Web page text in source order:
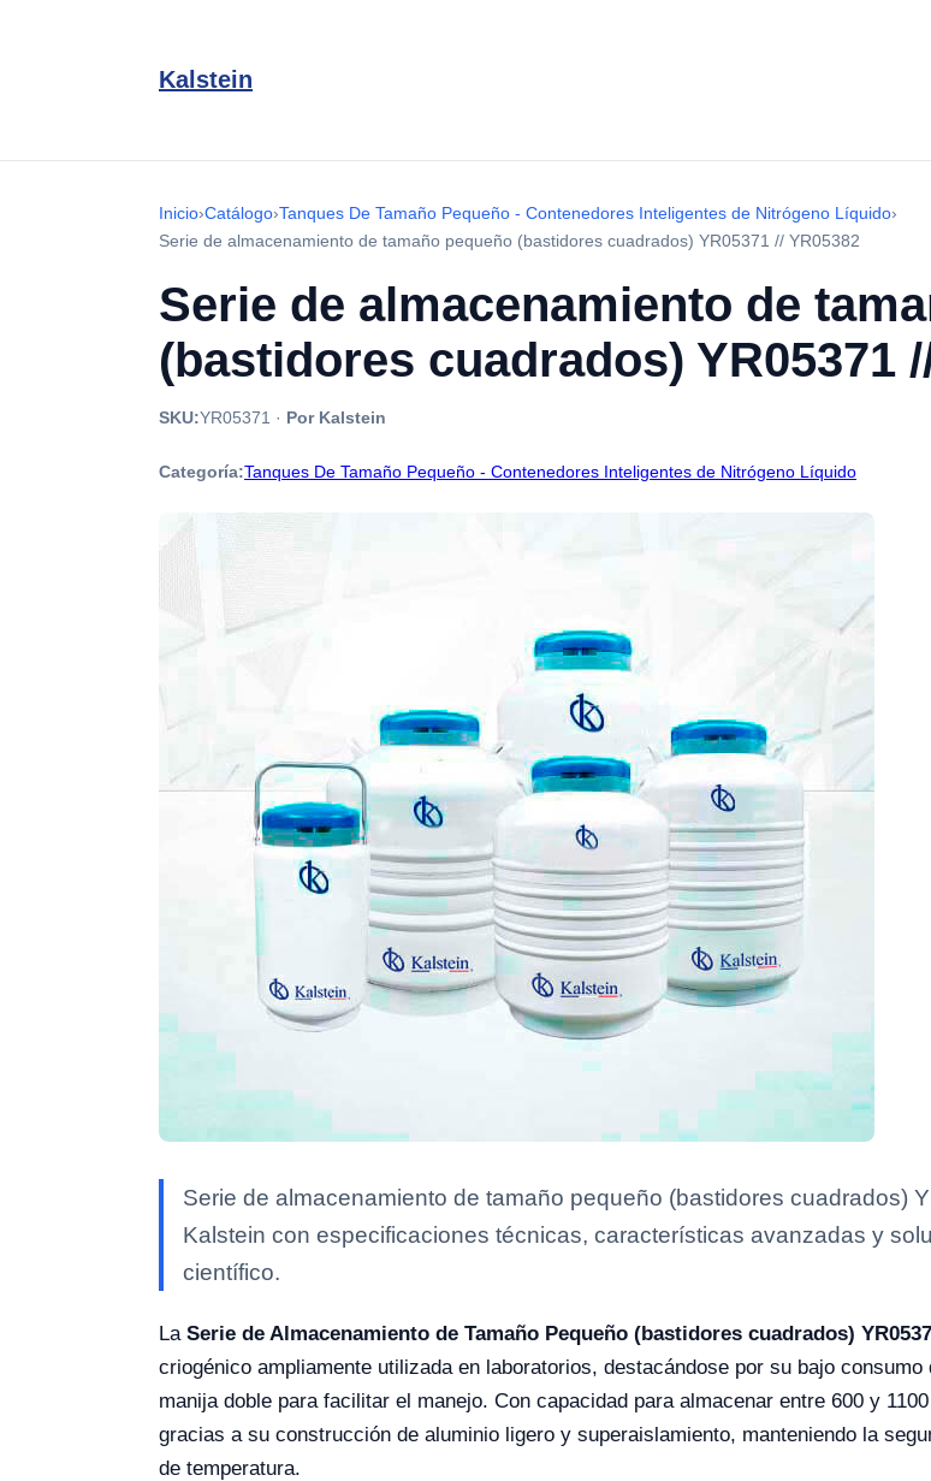
Kalstein
Inicio›Catálogo›Tanques De Tamaño Pequeño - Contenedores Inteligentes de Nitrógeno Líquido›
Serie de almacenamiento de tamaño pequeño (bastidores cuadrados) YR05371 // YR05382
Serie de almacenamiento de
(bastidores cuadrados) YR05371
SKU:YR05371 · Por Kalstein
Categoría:Tanques De Tamaño Pequeño - Contenedores Inteligentes de Nitrógeno Líquido
Serie de almacenamiento de tamaño pequeño (bastidores cuadrados)
Kalstein con especificaciones técnicas, características avanzadas y
científico.
La Serie de Almacenamiento de Tamaño Pequeño (bastidores cuadrados)
criogénico ampliamente utilizada en laboratorios, destacándose por su bajo
manija doble para facilitar el manejo. Con capacidad para almacenar entre 600 y
gracias a su construcción de aluminio ligero y superaislamiento, manteniendo la
de temperatura.